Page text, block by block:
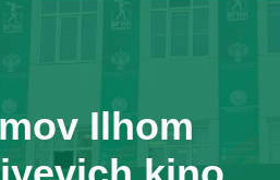
Ilhom